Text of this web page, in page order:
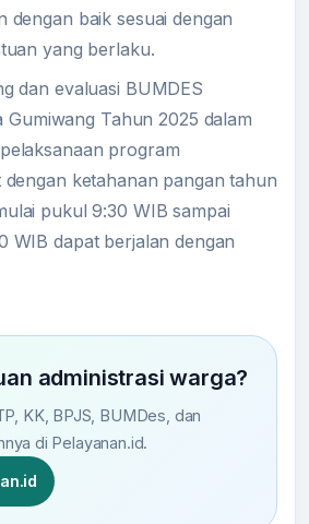
dengan baik sesuai dengan
yang berlaku.
dan evaluasi BUMDES
Gumiwang Tahun 2025 dalam
program
ketahanan pangan tahun
pukul 9:30 WIB sampai
WIB dapat berjalan dengan
administrasi warga?
KK, BPJS, BUMDes, dan
di Pelayanan.id.